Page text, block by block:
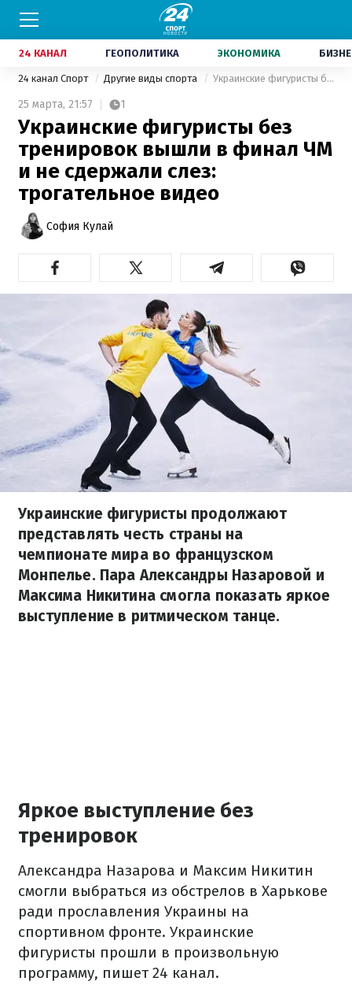
24 КАНАЛ ГЕОПОЛИТИКА ЭКОНОМИКА
24 канал Спорт Другие виды спорта Украинские фигуристы без тренировок вышли в финал ЧМ и не сдержали слез: трогательное видео
25 марта, 21:57 1
Украинские фигуристы без
тренировок вышли в финал ЧМ
и не сдержали слез:
трогательное видео
София Кулай
Украинские фигуристы продолжают
представлять честь страны на
чемпионате мира во французском
Монпелье. Пара Александры Назаровой и
Максима Никитина смогла показать яркое
выступление в ритмическом танце.
Яркое выступление без
тренировок
Александра Назарова и Максим Никитин
смогли выбраться из обстрелов в Харькове
ради прославления Украины на
спортивном фронте. Украинские
фигуристы прошли в произвольную
программу, пишет 24 канал.